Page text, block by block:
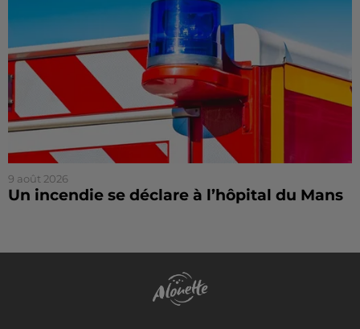
9 août 2026
Un incendie se déclare à l’hôpital du Mans